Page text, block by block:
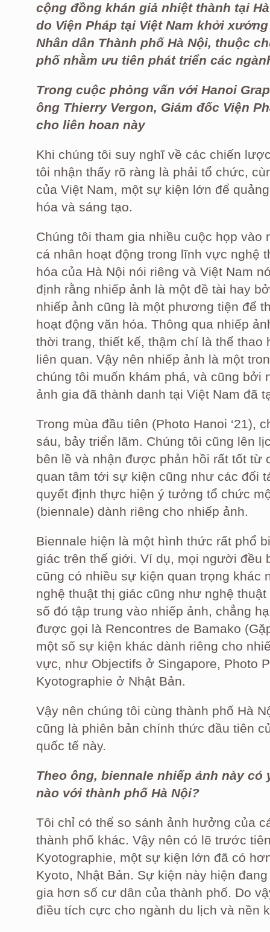
cộng đồng khán giả nhiệt thành tại
do Viện Pháp tại Việt Nam khởi
Nhân dân Thành phố Hà Nội, thuộc
phố nhằm ưu tiên phát triển các
Trong cuộc phỏng vấn với Hanoi
ông Thierry Vergon, Giám đốc Viện
cho liên hoan này
Khi chúng tôi suy nghĩ về các chiến
tôi nhận thấy rõ ràng là phải tổ chức,
của Việt Nam, một sự kiện lớn để
hóa và sáng tạo.
Chúng tôi tham gia nhiều cuộc họp
cá nhân hoạt động trong lĩnh vực nghệ
hóa của Hà Nội nói riêng và Việt Nam
định rằng nhiếp ảnh là một đề tài hay
nhiếp ảnh cũng là một phương tiện để
hoạt động văn hóa. Thông qua nhiếp
thời trang, thiết kế, thậm chí là thể thao
liên quan. Vậy nên nhiếp ảnh là một
chúng tôi muốn khám phá, và cũng bởi
ảnh gia đã thành danh tại Việt Nam đã
Trong mùa đầu tiên (Photo Hanoi ‘21),
sáu, bảy triển lãm. Chúng tôi cũng lên
bên lề và nhận được phản hồi rất tốt từ
quan tâm tới sự kiện cũng như các đối
quyết định thực hiện ý tưởng tổ chức
(biennale) dành riêng cho nhiếp ảnh.
Biennale hiện là một hình thức rất phổ
giác trên thế giới. Ví dụ, mọi người đều
cũng có nhiều sự kiện quan trọng khác
nghệ thuật thị giác cũng như nghệ
số đó tập trung vào nhiếp ảnh, chẳng
được gọi là Rencontres de Bamako
một số sự kiện khác dành riêng cho
vực, như Objectifs ở Singapore, Photo
Kyotographie ở Nhật Bản.
Vậy nên chúng tôi cùng thành phố Hà
cũng là phiên bản chính thức đầu tiên
quốc tế này.
Theo ông, biennale nhiếp ảnh này có
nào với thành phố Hà Nội?
Tôi chỉ có thể so sánh ảnh hưởng của
thành phố khác. Vậy nên có lẽ trước
Kyotographie, một sự kiện lớn đã có
Kyoto, Nhật Bản. Sự kiện này hiện
gia hơn số cư dân của thành phố. Do
điều tích cực cho ngành du lịch và nền